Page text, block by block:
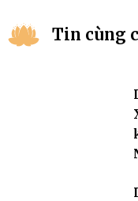
Tin cùng